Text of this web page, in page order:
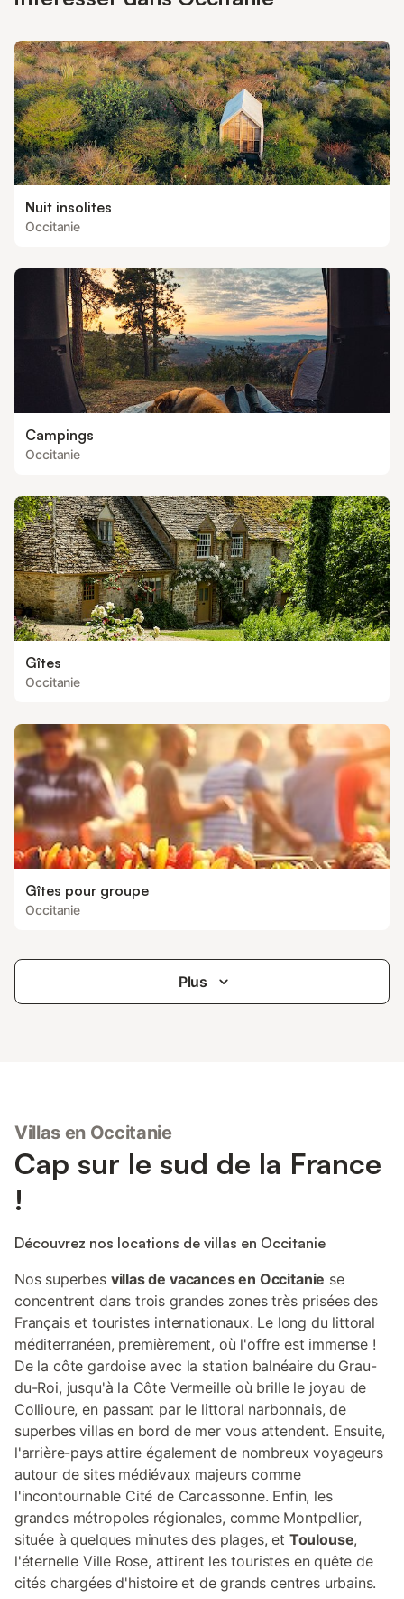
propriétaire/gestionnaire du logement peut vous tenir pour
appropriée. Les fetes d’étudiants, enterrements de
Nuit insolites
Occitanie
Campings
Occitanie
Gîtes
Occitanie
Gîtes pour groupe
Occitanie
Plus
Villas en Occitanie
Cap sur le sud de la France
!
Découvrez nos locations de villas en Occitanie
Nos superbes villas de vacances en Occitanie se
concentrent dans trois grandes zones très prisées des
Français et touristes internationaux. Le long du littoral
méditerranéen, premièrement, où l'offre est immense !
De la côte gardoise avec la station balnéaire du Grau-
du-Roi, jusqu'à la Côte Vermeille où brille le joyau de
Collioure, en passant par le littoral narbonnais, de
superbes villas en bord de mer vous attendent. Ensuite,
l'arrière-pays attire également de nombreux voyageurs
autour de sites médiévaux majeurs comme
l'incontournable Cité de Carcassonne. Enfin, les
grandes métropoles régionales, comme Montpellier,
située à quelques minutes des plages, et Toulouse,
l'éternelle Ville Rose, attirent les touristes en quête de
cités chargées d'histoire et de grands centres urbains.